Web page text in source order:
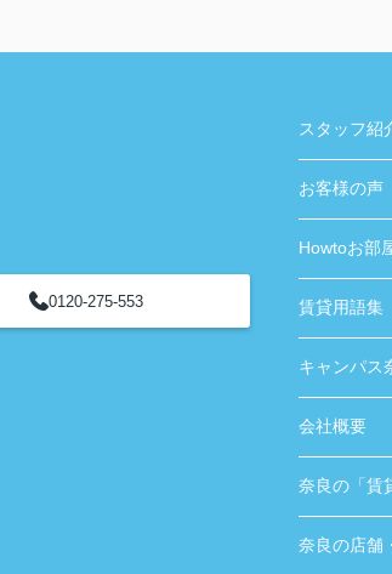
0120-275-553
スタッフ紹
お客様の声
Howtoお部
賃貸用語集
キャンパス
会社概要
奈良の「賃
奈良の店舗